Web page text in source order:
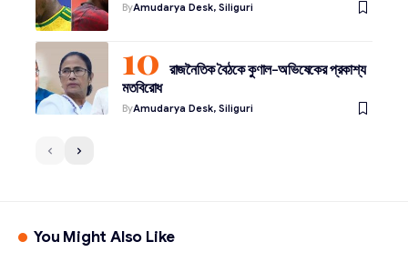
ByAmudarya Desk, Siliguri
রাজনৈতিক বৈঠকে কুণাল-অভিষেকের প্রকাশ্য
মতবিরোধ
ByAmudarya Desk, Siliguri
You Might Also Like